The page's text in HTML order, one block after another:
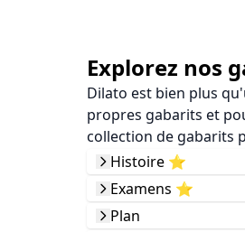
Explorez nos
Dilato est bien plus
propres gabarits et
collection de gabarits
Histoire ⭐️
Examens ⭐️
Plan